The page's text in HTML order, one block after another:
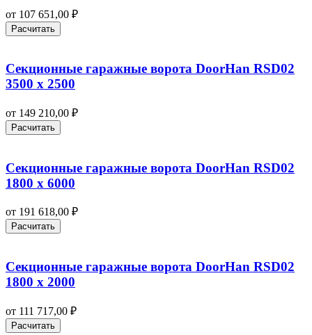
от 107 651,00 ₽
Расчитать
Секционные гаражные ворота DoorHan RSD02
3500 х 2500
от 149 210,00 ₽
Расчитать
Секционные гаражные ворота DoorHan RSD02
1800 х 6000
от 191 618,00 ₽
Расчитать
Секционные гаражные ворота DoorHan RSD02
1800 х 2000
от 111 717,00 ₽
Расчитать